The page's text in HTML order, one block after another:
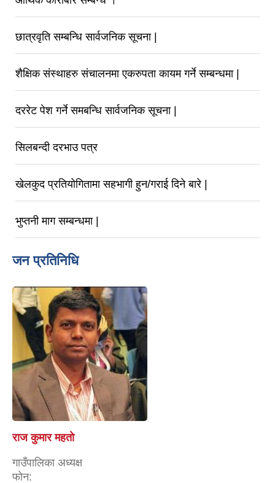
छात्रवृति सम्बन्धि सार्वजनिक सूचना |
शैक्षिक संस्थाहरु संचालनमा एकरुपता कायम गर्ने सम्बन्धमा |
दररेट पेश गर्ने समबन्धि सार्वजनिक सूचना |
सिलबन्दी दरभाउ पत्र
खेलकुद प्रतियोगितामा सहभागी हुन/गराई दिने बारे |
भुप्तनी माग सम्बन्धमा |
जन प्रतिनिधि
राज कुमार महताे
गाउँपालिका अध्यक्ष
फोन: